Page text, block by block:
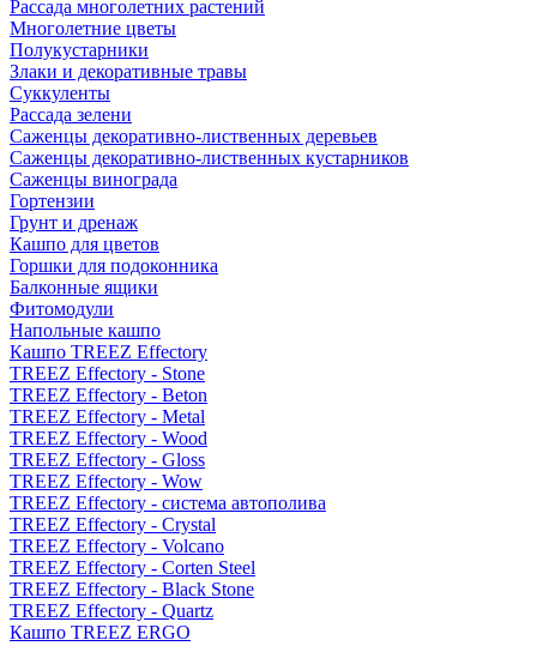
Рассада многолетних растений
Многолетние цветы
Полукустарники
Злаки и декоративные травы
Суккуленты
Рассада зелени
Саженцы декоративно-лиственных деревьев
Саженцы декоративно-лиственных кустарников
Саженцы винограда
Гортензии
Грунт и дренаж
Кашпо для цветов
Горшки для подоконника
Балконные ящики
Фитомодули
Напольные кашпо
Кашпо TREEZ Effectory
TREEZ Effectory - Stone
TREEZ Effectory - Beton
TREEZ Effectory - Metal
TREEZ Effectory - Wood
TREEZ Effectory - Gloss
TREEZ Effectory - Wow
TREEZ Effectory - система автополива
TREEZ Effectory - Crystal
TREEZ Effectory - Volcano
TREEZ Effectory - Corten Steel
TREEZ Effectory - Black Stone
TREEZ Effectory - Quartz
Кашпо TREEZ ERGO